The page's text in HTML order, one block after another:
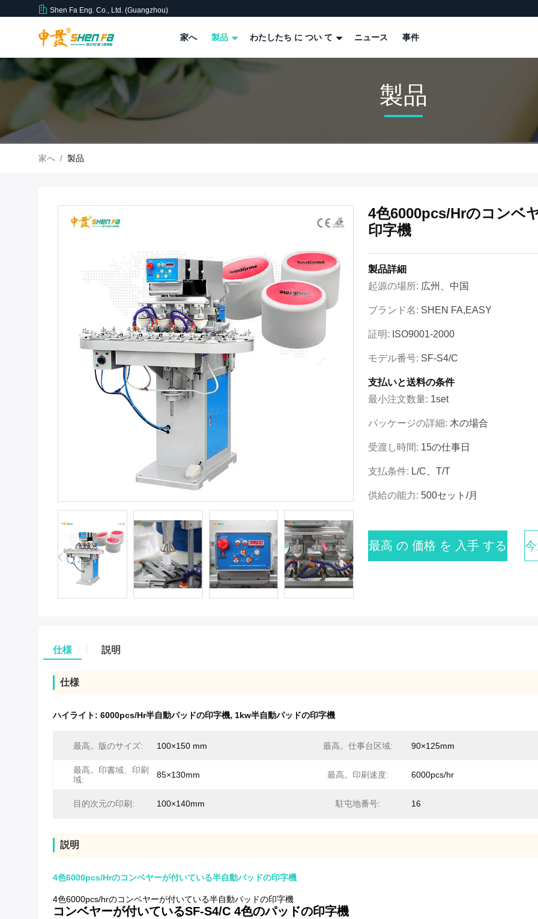
Shen Fa Eng. Co., Ltd. (Guangzhou)
家へ 製品 わたしたち に つい て ニュース 事件
製品
家へ / 製品
4色6000pcs/Hrのコンベ
印字機
製品詳細
起源の場所: 広州、中国
ブランド名: SHEN FA,EASY
証明: ISO9001-2000
モデル番号: SF-S4/C
支払いと送料の条件
最小注文数量: 1set
パッケージの詳細: 木の場合
受渡し時間: 15の仕事日
支払条件: L/C、T/T
供給の能力: 500セット/月
最高 の 価格 を 入手 する
仕様 説明
仕様
ハイライト: 6000pcs/Hr半自動パッドの印字機, 1kw半自動パッドの印字機
最高。版のサイズ: 100×150 mm 最高。仕事台区域: 90×125mm
最高。印書域、印刷
域:
85×130mm 最高。印刷速度: 6000pcs/hr
目的次元の印刷: 100×140mm 駐屯地番号: 16
説明
4色6000pcs/Hrのコンベヤーが付いている半自動パッドの印字機
4色6000pcs/hrのコンベヤーが付いている半自動パッドの印字機
コンベヤーが付いているSF-S4/C 4色のパッドの印字機